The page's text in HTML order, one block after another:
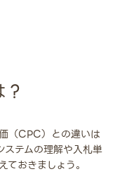
（CPC）との違いは
ステムの理解や入札単
おきましょう。